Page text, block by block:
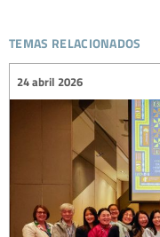
temas relacionados
24 abril 2026